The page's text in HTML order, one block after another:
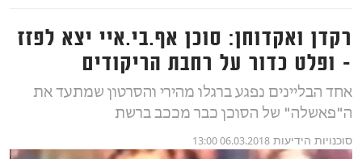
רקדן ואקדוחן: סוכן אף.בי.איי יצא לפזז
- ופלט כדור על רחבת הריקודים
אחד הבליינים נפגע ברגלו מהירי והסרטון שמתעד את
ה"פאשלה" של הסוכן כבר מככב ברשת
סוכנויות הידיעות 06.03.2018 13:00